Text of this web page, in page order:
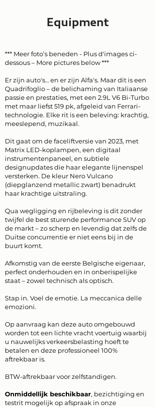
Equipment
*** Meer foto’s beneden - Plus d'images ci-
dessous – More pictures below ***
Er zijn auto's… en er zijn Alfa's. Maar dit is een
Quadrifoglio – de belichaming van Italiaanse
passie en prestaties, met een 2.9L V6 Bi-Turbo
met maar liefst 519 pk, afgeleid van Ferrari-
technologie. Elke rit is een beleving: krachtig,
meeslepend, muzikaal.
Dit gaat om de faceliftversie van 2023, met
Matrix LED-koplampen, een digitaal
instrumentenpaneel, en subtiele
designupdates die haar elegante lijnenspel
versterken. De kleur Nero Vulcano
(diepglanzend metallic zwart) benadrukt
haar krachtige uitstraling.
Qua wegligging en rijbeleving is dit zonder
twijfel de best sturende performance SUV op
de markt – zo scherp en levendig dat zelfs de
Duitse concurrentie er niet eens bij in de
buurt komt.
Afkomstig van de eerste Belgische eigenaar,
perfect onderhouden en in onberispelijke
staat – zowel technisch als optisch.
Stap in. Voel de emotie. La meccanica delle
emozioni.
Op aanvraag kan deze auto omgebouwd
worden tot een lichte vracht voertuig waarbij
u nauwelijks verkeersbelasting hoeft te
betalen en deze professioneel 100%
aftrekbaar is.
BTW-aftrekbaar voor zelfstandigen.
Onmiddellijk beschikbaar, bezichtiging en
testrit mogelijk op afspraak in onze